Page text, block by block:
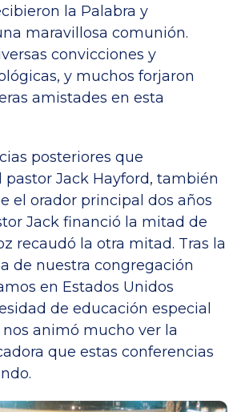
la Palabra y
maravillosa comunión.
convicciones y
y muchos forjaron
amistades en esta
posteriores que
pastor Jack Hayford, también
el orador principal dos años
Jack financió la mitad de
recaudó la otra mitad. Tras la
de nuestra congregación
en Estados Unidos
de educación especial
animó mucho ver la
que estas conferencias